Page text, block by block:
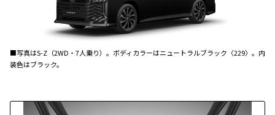
■写真はS-Z （2WD ・ 7人乗り）。ボディカラーはニュートラルブラック 〈229〉 。内
装色はブラック。